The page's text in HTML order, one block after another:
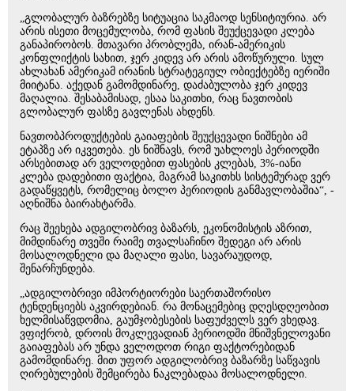
„გლობალურ ბაზრებზე სიტუაცია საკმაოდ სენსიტიურია. არ
არის ისეთი მოცემულობა, რომ ფასის შეუქცევადი კლება
განაპირობოს. მთავარი პრობლემა, ირან-ამერიკის
კონფლიქტის სახით, ჯერ კიდევ არ არის ამოწურული. სულ
ახლახან ამერიკამ ირანის სტრატეგიულ ობიექტებზე იერიში
მიიტანა. აქედან გამომდინარე, დაძაბულობა ჯერ კიდევ
მაღალია. შესაბამისად, ესაა საკითხი, რაც ნავთობის
გლობალურ ფასზე გავლენას ახდენს.
ნავთობპროდუქტების გაიაფების შეუქცევადი ნიშნები ამ
ეტაპზე არ იკვეთება. ეს ნიშნავს, რომ უახლოეს პერიოდში
არსებითად არ ველოდებით ფასების კლებას, 3%-იანი
კლება დადებითი ფაქტია, მაგრამ საკითხს სისტემურად ვერ
გადაწყვეტს, რომელიც ბოლო პერიოდის განმავლობაშია“, -
აღნიშნა ბაირახტარმა.
რაც შეეხება ადგილობრივ ბაზარს, ეკონომისტის აზრით,
მიმდინარე თვეში რაიმე თვალსაჩინო შედეგი არ არის
მოსალოდნელი და მაღალი ფასი, სავარაუდოდ,
შენარჩუნდება.
„ადგილობრივი იმპორტიორები საერთაშორისო
ტენდენციებს აკვირდებიან. რა მონაცემებიც დღესდღეობით
ხელმისაწვდომია, გაუმჯობესების საფუძველს ვერ ვხედავ.
ვფიქრობ, დროის მოკლევადიან პერიოდში მნიშვნელოვანი
გაიაფებას არ უნდა ველოდოთ რიგი ფაქტორებიდან
გამომდინარე. მით უფორ ადგილობრივ ბაზარზე საწვავის
ღირებულების შემცირება ნაკლებადაა მოსალოდნელი.